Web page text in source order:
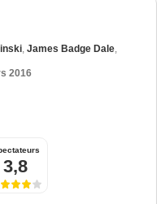
James Badge Dale
2016
3,8